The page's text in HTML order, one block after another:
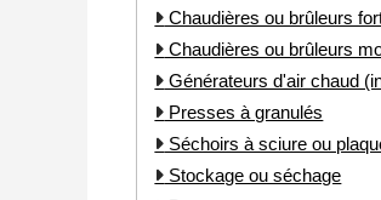
Chaudières ou brûleurs
Chaudières ou brûleurs
Générateurs d'air chaud
Presses à granulés
Séchoirs à sciure ou
Stockage ou séchage